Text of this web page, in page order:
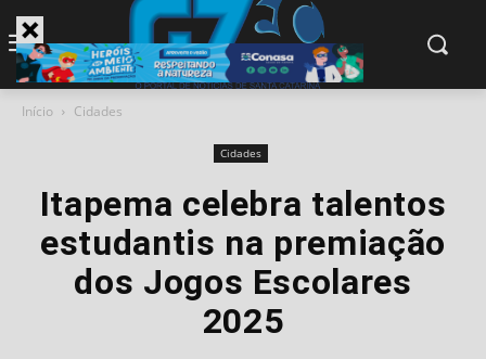
Início Cidades
Cidades
Itapema celebra talentos
estudantis na premiação
dos Jogos Escolares
2025
modal-check